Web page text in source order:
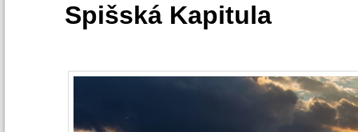
Spišská Kapitula